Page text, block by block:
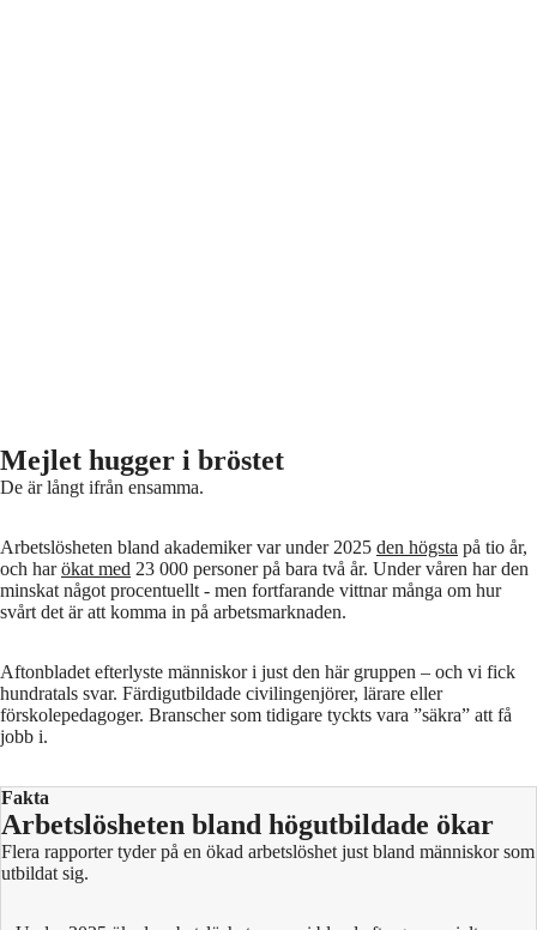
Mejlet hugger i bröstet
De är långt ifrån ensamma.
Arbetslösheten bland akademiker var under 2025 den högsta på tio år,
och harökat med 23 000 personer på bara två år. Under våren har den
minskat något procentuellt - men fortfarande vittnar många om hur
svårt det är att komma in på arbetsmarknaden.
Aftonbladet efterlyste människor i just den här gruppen – och vi fick
hundratals svar. Färdigutbildade civilingenjörer, lärare eller
förskolepedagoger. Branscher som tidigare tyckts vara ”säkra” att få
jobb i.
Fakta
Arbetslösheten bland högutbildade ökar
Flera rapporter tyder på en ökad arbetslöshet just bland människor som
utbildat sig.